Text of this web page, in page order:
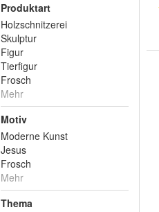
Produktart
Holzschnitzerei
Skulptur
Figur
Tierfigur
Frosch
Mehr
Motiv
Moderne Kunst
Jesus
Frosch
Mehr
Thema